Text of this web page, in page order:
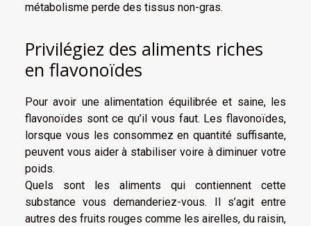
métabolisme perde des tissus non-gras.
Privilégiez des aliments riches
en flavonoïdes
Pour avoir une alimentation équilibrée et saine, les
flavonoïdes sont ce qu’il vous faut. Les flavonoïdes,
lorsque vous les consommez en quantité suffisante,
peuvent vous aider à stabiliser voire à diminuer votre
poids.
Quels sont les aliments qui contiennent cette
substance vous demanderiez-vous. Il s’agit entre
autres des fruits rouges comme les airelles, du raisin,